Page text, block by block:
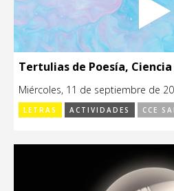
Tertulias de Poesía, Ciencia
Miércoles, 11 de septiembre de
LETRAS ACTIVIDADES CCE